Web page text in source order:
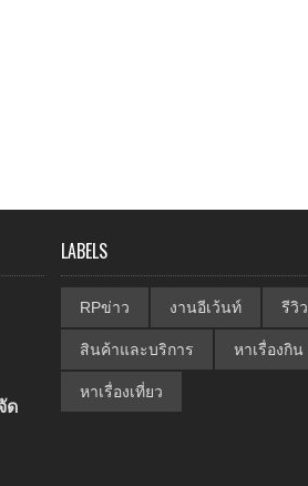
ด
LABELS
RPข่าว งานอีเว้นท์ รีวิว
สินค้าและบริการ หาเรื่องกิน
หาเรื่องเที่ยว